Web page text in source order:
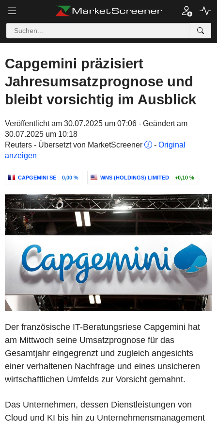
Capgemini präzisiert
Jahresumsatzprognose und
bleibt vorsichtig im Ausblick
Veröffentlicht am 30.07.2025 um 07:06 - Geändert am
30.07.2025 um 10:18
Reuters - Übersetzt von MarketScreener
- Original
anzeigen
CAPGEMINI SE 0,00 % WNS (HOLDINGS) LIMITED +0,10 %
Der französische IT-Beratungsriese Capgemini hat
am Mittwoch seine Umsatzprognose für das
Gesamtjahr eingegrenzt und zugleich angesichts
einer verhaltenen Nachfrage und eines unsicheren
wirtschaftlichen Umfelds zur Vorsicht gemahnt.
Das Unternehmen, dessen Dienstleistungen von
Cloud und KI bis hin zu Unternehmensmanagement